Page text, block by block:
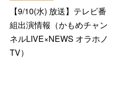
【9/10(水) 放送】テレビ番
組出演情報（かもめチャン
ネルLIVE×NEWS オラホノ
TV）